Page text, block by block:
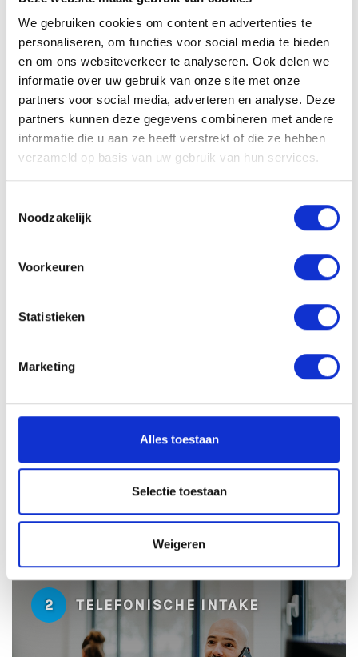
We gebruiken cookies om content en advertenties te
personaliseren, om functies voor social media te bieden
en om ons websiteverkeer te analyseren. Ook delen we
informatie over uw gebruik van onze site met onze
partners voor social media, adverteren en analyse. Deze
partners kunnen deze gegevens combineren met andere
informatie die u aan ze heeft verstrekt of die ze hebben
verzameld op basis van uw gebruik van hun services.
Noodzakelijk
Voorkeuren
Statistieken
Marketing
Alles toestaan
Selectie toestaan
Weigeren
bram@lokaal-werkt.nl
06-10501870
Solliciteren
± 24 uur
2 TELEFONISCHE INTAKE